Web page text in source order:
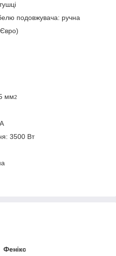
подовжувача: ручна
мм2
3500 Вт
Фенікс